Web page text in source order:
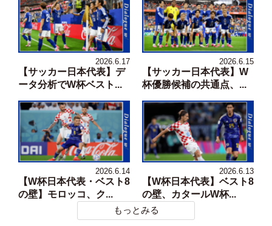
2026.6.17
【サッカー日本代表】デ
ータ分析でW杯ベスト...
2026.6.15
【サッカー日本代表】W
杯優勝候補の共通点、...
2026.6.14
【W杯日本代表・ベスト8
の壁】モロッコ、ク...
2026.6.13
【W杯日本代表】ベスト8
の壁、カタールW杯...
もっとみる